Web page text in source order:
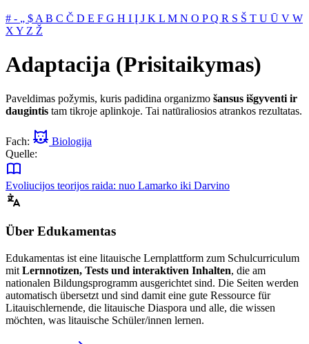
# ‐ „ $ A B C Č D E F G H I Į J K L M N O PQ R S Š T U Ū V W
X Y Z Ž
Adaptacija (Prisitaikymas)
Paveldimas požymis, kuris padidina organizmo šansus išgyventi ir
daugintis tam tikroje aplinkoje. Tai natūraliosios atrankos rezultatas.
Fach:
Biologija
Quelle:
Evoliucijos teorijos raida: nuo Lamarko iki Darvino
Über Edukamentas
Edukamentas ist eine litauische Lernplattform zum Schulcurriculum
mit Lernnotizen, Tests und interaktiven Inhalten, die am
nationalen Bildungsprogramm ausgerichtet sind. Die Seiten werden
automatisch übersetzt und sind damit eine gute Ressource für
Litauischlernende, die litauische Diaspora und alle, die wissen
möchten, was litauische Schüler/innen lernen.